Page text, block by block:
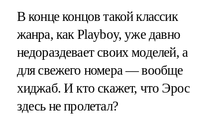
В конце концов такой классик
жанра, как Playboy, уже давно
недораздевает своих моделей, а
для свежего номера — вообще
хиджаб. И кто скажет, что Эрос
здесь не пролетал?